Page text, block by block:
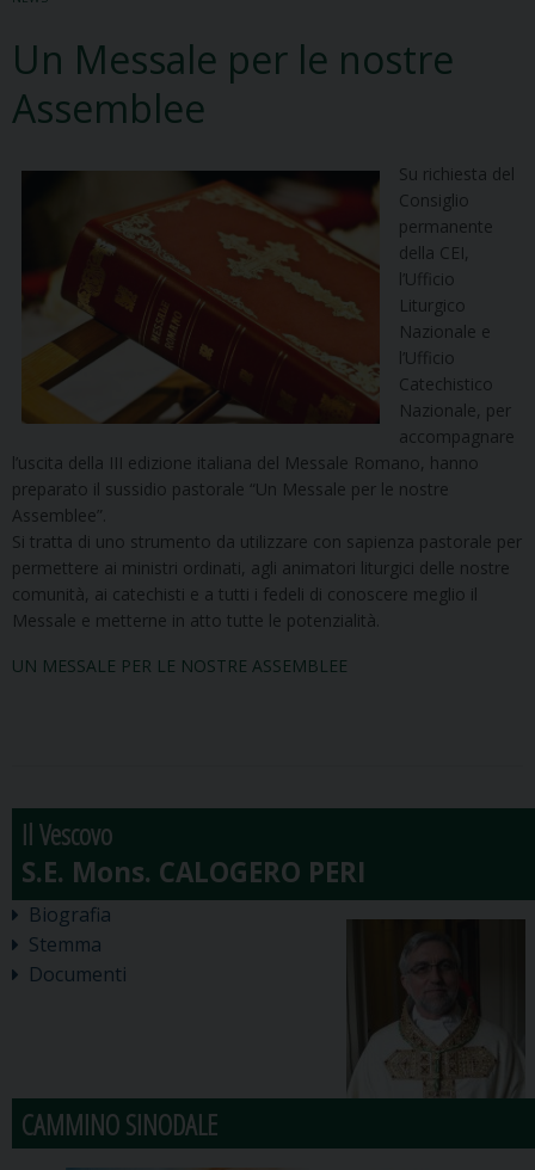
Un Messale per le nostre
Assemblee
Su richiesta del
Consiglio
permanente
della CEI,
l’Ufficio
Liturgico
Nazionale e
l’Ufficio
Catechistico
Nazionale, per
accompagnare
l’uscita della III edizione italiana del Messale Romano, hanno
preparato il sussidio pastorale “Un Messale per le nostre
Assemblee”.
Si tratta di uno strumento da utilizzare con sapienza pastorale per
permettere ai ministri ordinati, agli animatori liturgici delle nostre
comunità, ai catechisti e a tutti i fedeli di conoscere meglio il
Messale e metterne in atto tutte le potenzialità.
UN MESSALE PER LE NOSTRE ASSEMBLEE
Il Vescovo
Biografia
Stemma
Documenti
CAMMINO SINODALE